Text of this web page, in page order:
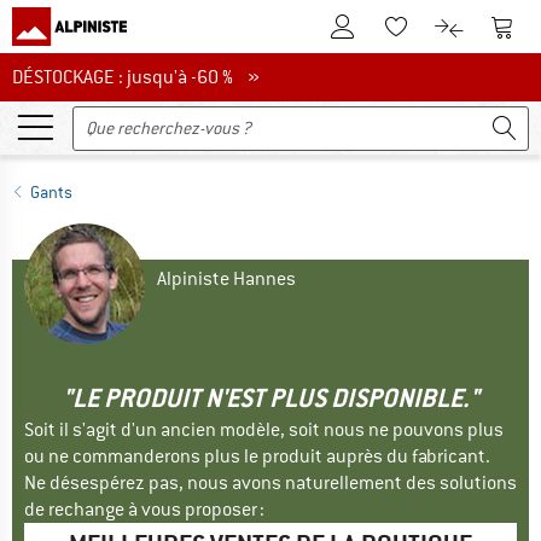
Vers le compte client
Vers la liste
Vers le
DÉSTOCKAGE : jusqu'à -60 %
DÉSTOCKAGE : jusqu'à -60 % »
Gants
Alpiniste Hannes
"LE PRODUIT N'EST PLUS DISPONIBLE."
Soit il s'agit d'un ancien modèle, soit nous ne pouvons plus
ou ne commanderons plus le produit auprès du fabricant.
Ne désespérez pas, nous avons naturellement des solutions
de rechange à vous proposer :